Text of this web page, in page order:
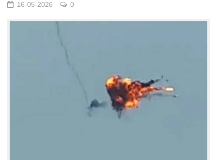
16-05-2026 0